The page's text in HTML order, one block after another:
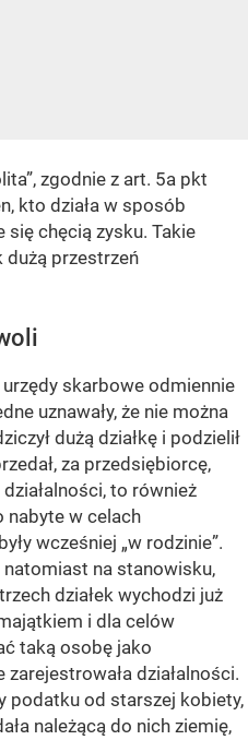
zgodnie z art. 5a pkt
kto działa w sposób
się chęcią zysku. Takie
dużą przestrzeń
skarbowe odmiennie
uznawały, że nie można
dużą działkę i podzielił
za przedsiębiorcę,
to również
nabyte w celach
wcześniej „w rodzinie”.
na stanowisku,
działek wychodzi już
i dla celów
taką osobę jako
działalności.
podatku od starszej kobiety,
należącą do nich ziemię,